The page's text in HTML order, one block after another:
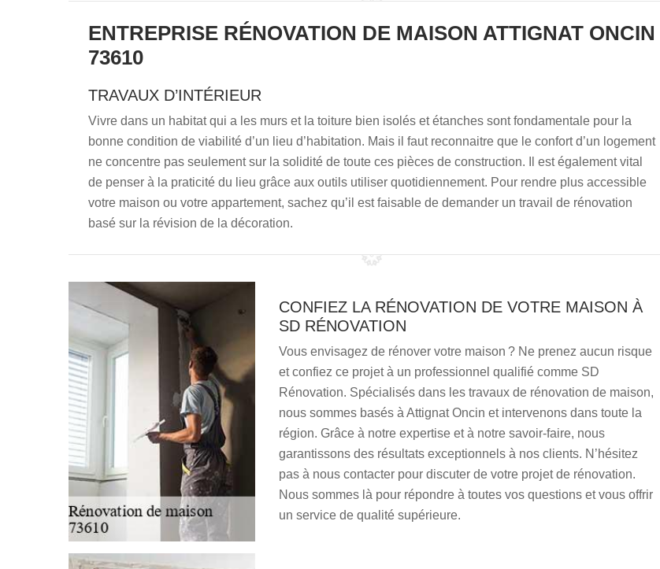
ENTREPRISE RÉNOVATION DE MAISON ATTIGNAT ONCIN
73610
TRAVAUX D’INTÉRIEUR
Vivre dans un habitat qui a les murs et la toiture bien isolés et étanches sont fondamentale pour la
bonne condition de viabilité d’un lieu d’habitation. Mais il faut reconnaitre que le confort d’un logement
ne concentre pas seulement sur la solidité de toute ces pièces de construction. Il est également vital
de penser à la praticité du lieu grâce aux outils utiliser quotidiennement. Pour rendre plus accessible
votre maison ou votre appartement, sachez qu’il est faisable de demander un travail de rénovation
basé sur la révision de la décoration.
CONFIEZ LA RÉNOVATION DE VOTRE MAISON À
SD RÉNOVATION
Vous envisagez de rénover votre maison ? Ne prenez aucun risque
et confiez ce projet à un professionnel qualifié comme SD
Rénovation. Spécialisés dans les travaux de rénovation de maison,
nous sommes basés à Attignat Oncin et intervenons dans toute la
région. Grâce à notre expertise et à notre savoir-faire, nous
garantissons des résultats exceptionnels à nos clients. N’hésitez
pas à nous contacter pour discuter de votre projet de rénovation.
Nous sommes là pour répondre à toutes vos questions et vous offrir
un service de qualité supérieure.